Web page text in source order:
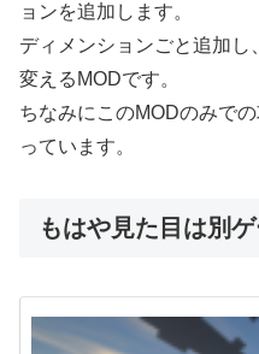
ョンを追加します。
ディメンションごと追加し
変えるMODです。
ちなみにこのMODのみで
っています。
もはや見た目は別